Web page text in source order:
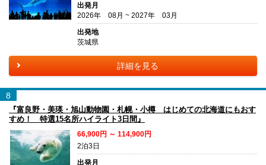
出発月
2026年 08月 ~ 2027年 03月
出発地
茨城県
詳細を見る
8
『富良野・美瑛・旭山動物園・札幌・小樽 はじめての北海道にもおす
すめ！ 特選15名所ハイライト3日間』
66,900円 ～ 114,900円
2泊3日
出発月